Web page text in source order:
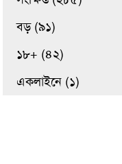
বড় (৯১)
১৮+ (৪২)
একলাইনে (১)